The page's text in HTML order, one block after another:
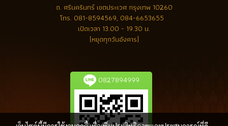
ถ. ศรีนครินทร์ เขตประเวศ กรุงเทพ 10260
โทร. 081-8594569, 084-6653655
เปิดเวลา 13.00 - 19.30 น.
(หยุดทุกวันอังคาร)
0827894999